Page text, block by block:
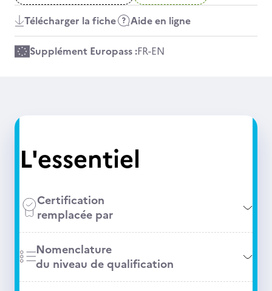
Télécharger la fiche Aide en ligne
Supplément Europass :FR-EN
L'essentiel
Certification
remplacée par
Nomenclature
du niveau de qualification